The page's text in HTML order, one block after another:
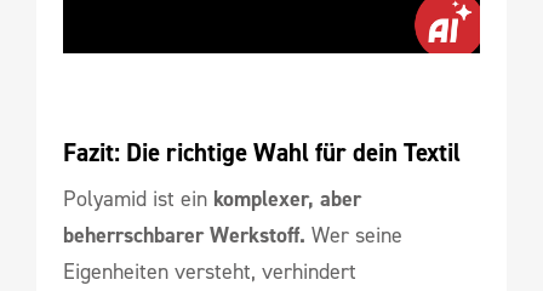
Fazit: Die richtige Wahl für dein Textil
Polyamid ist ein komplexer, aber
beherrschbarer Werkstoff. Wer seine
Eigenheiten versteht, verhindert